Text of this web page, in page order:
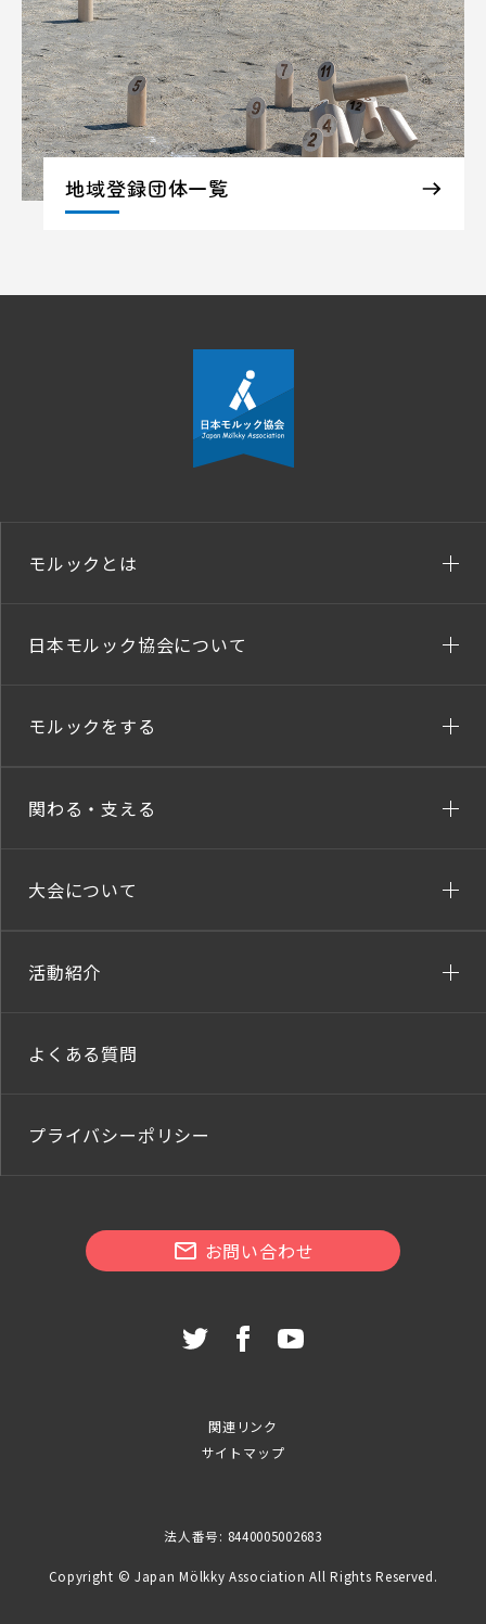
地域登録団体一覧
モルックとは
日本モルック協会について
モルックをする
関わる・支える
大会について
活動紹介
よくある質問
プライバシーポリシー
お問い合わせ
関連リンク
サイトマップ
法人番号: 8440005002683
Copyright © Japan Mölkky Association All Rights Reserved.